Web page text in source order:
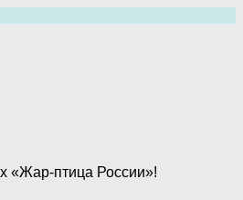
«Жар-птица России»!